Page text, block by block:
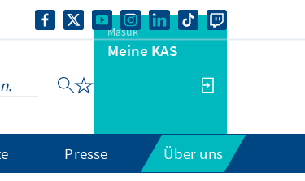
Masuk
Meine KAS
Presse Über uns